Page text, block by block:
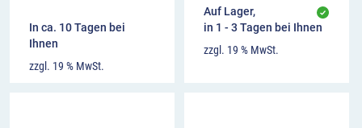
In ca. 10 Tagen bei
Ihnen
zzgl. 19 % MwSt.
Auf Lager,
in 1 - 3 Tagen bei Ihnen
zzgl. 19 % MwSt.